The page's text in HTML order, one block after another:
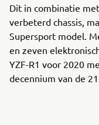
Dit in combinatie
verbeterd chassis,
Supersport model.
en zeven
YZF-R1 voor 2020
decennium van de